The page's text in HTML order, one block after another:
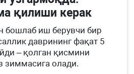
қилиши керак
бошлаб иш берувчи бир
даврининг фақат 5
– қолган қисмини
зиммасига олади.